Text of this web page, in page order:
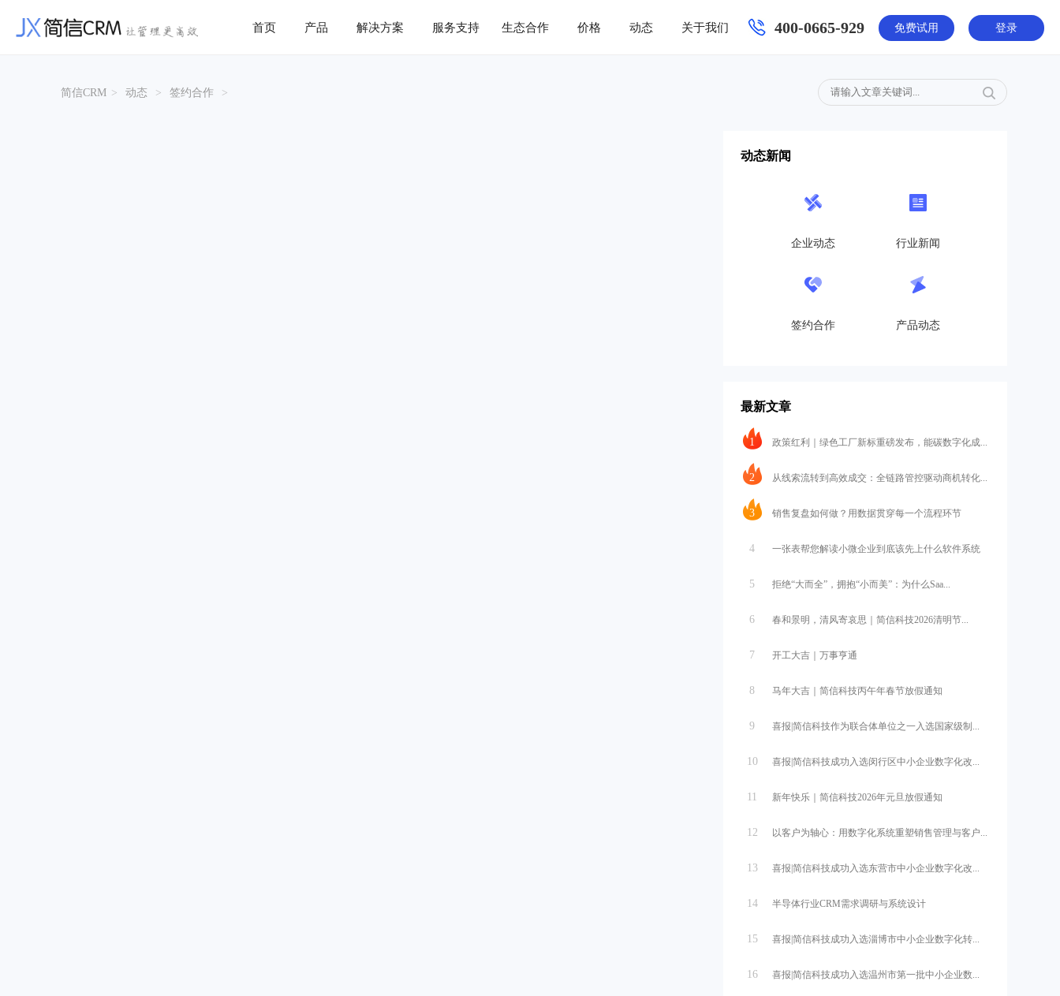
首页 产品 解决方案 服务支持 生态合作 价格 动态 关于我们 400-0665-929 免费试用 登录
简信CRM > 动态 > 签约合作 >
动态新闻
企业动态 行业新闻
签约合作 产品动态
最新文章
1 政策红利｜绿色工厂新标重磅发布，能碳数字化成...
2 从线索流转到高效成交：全链路管控驱动商机转化...
3 销售复盘如何做？用数据贯穿每一个流程环节
4 一张表帮您解读小微企业到底该先上什么软件系统
5 拒绝“大而全”，拥抱“小而美”：为什么Saa...
6 春和景明，清风寄哀思｜简信科技2026清明节...
7 开工大吉｜万事亨通
8 马年大吉｜简信科技丙午年春节放假通知
9 喜报|简信科技作为联合体单位之一入选国家级制...
10 喜报|简信科技成功入选闵行区中小企业数字化改...
11 新年快乐｜简信科技2026年元旦放假通知
12 以客户为轴心：用数字化系统重塑销售管理与客户...
13 喜报|简信科技成功入选东营市中小企业数字化改...
14 半导体行业CRM需求调研与系统设计
15 喜报|简信科技成功入选淄博市中小企业数字化转...
16 喜报|简信科技成功入选温州市第一批中小企业数...